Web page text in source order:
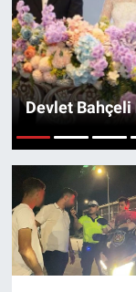
Devlet
1
Özel
Yazarlar
Dünya
Medya
Özel
Kadın
Erişim
Sağlık
Haber Arşivi